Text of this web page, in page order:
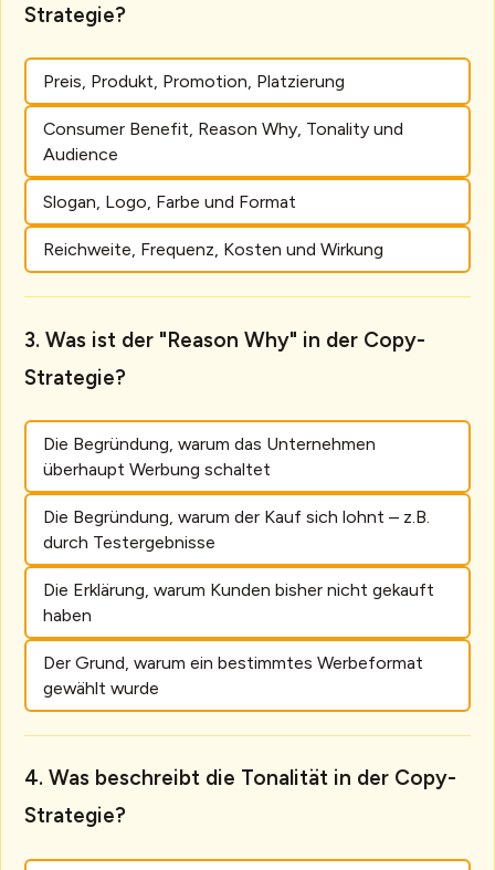
Strategie?
Preis, Produkt, Promotion, Platzierung
Consumer Benefit, Reason Why, Tonality und
Audience
Slogan, Logo, Farbe und Format
Reichweite, Frequenz, Kosten und Wirkung
Was ist der "Reason Why" in der Copy-
Strategie?
Die Begründung, warum das Unternehmen
überhaupt Werbung schaltet
Die Begründung, warum der Kauf sich lohnt – z.B.
durch Testergebnisse
Die Erklärung, warum Kunden bisher nicht gekauft
haben
Der Grund, warum ein bestimmtes Werbeformat
gewählt wurde
Was beschreibt die Tonalität in der Copy-
Strategie?